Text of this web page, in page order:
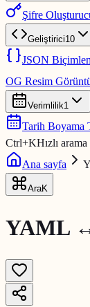
Şifre
Geliştirici10
JSON
OG Resim
Verimlilik1
Tarih Boyama
Ctrl+KHızlı arama
Ana sayfa
AraK
YAML